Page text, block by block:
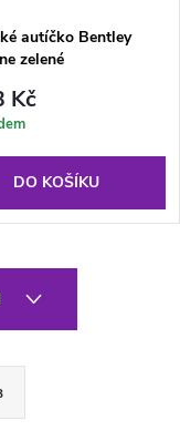
autíčko Bentley
zelené
Kč
DO KOŠÍKU